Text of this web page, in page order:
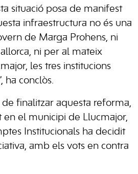
situació posa de manifest
infraestructura no és una
de Marga Prohens, ni
ni per al mateix
les tres institucions
ha conclòs.
finalitzar aquesta reforma,
en el municipi de Llucmajor,
Institucionals ha decidit
amb els vots en contra